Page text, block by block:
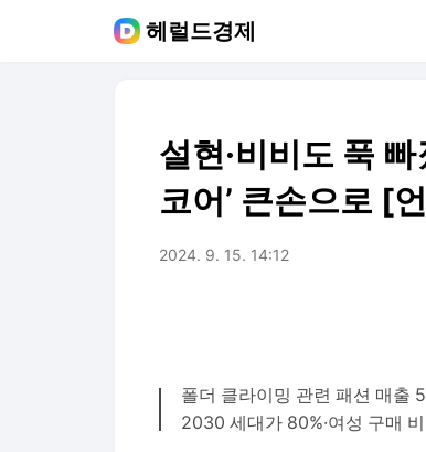
헤럴드경제
설현·비비도 푹
코어’ 큰손으로 [
2024. 9. 15. 14:12
폴더 클라이밍 관련 패션 매출
2030 세대가 80%·여성 구매